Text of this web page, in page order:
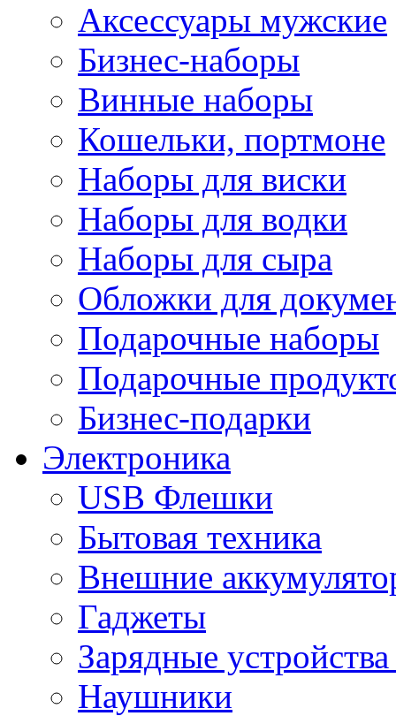
Аксессуары мужские
Бизнес-наборы
Винные наборы
Кошельки, портмоне
Наборы для виски
Наборы для водки
Наборы для сыра
Обложки для
Подарочные наборы
Подарочные
Бизнес-подарки
Электроника
USB Флешки
Бытовая техника
Внешние
Гаджеты
Зарядные
Наушники